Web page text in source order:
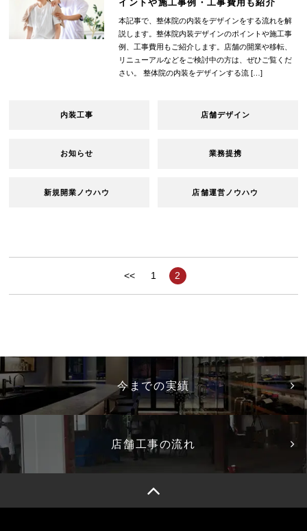
イントや施工事例・工事費用も紹介
本記事で、整体院の内装をデザインをする流れを解
説します。整体院内装デザインのポイントや施工事
例、工事費用もご紹介します。店舗の開業や移転、
リニューアルなどをご検討中の方は、ぜひご覧くだ
さい。 整体院の内装をデザインする流 […]
内装工事 店舗デザイン
お知らせ 業務提携
新規開業ノウハウ 店舗運営ノウハウ
<< 1 2
今までの実績
店舗工事の流れ